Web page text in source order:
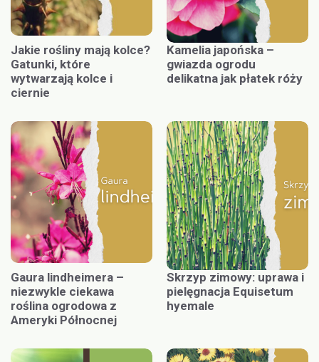
Jakie rośliny mają kolce?
Gatunki, które
wytwarzają kolce i
ciernie
Kamelia japońska –
gwiazda ogrodu
delikatna jak płatek róży
Gaura lindheimera –
niezwykle ciekawa
roślina ogrodowa z
Ameryki Północnej
Skrzyp zimowy: uprawa i
pielęgnacja Equisetum
hyemale